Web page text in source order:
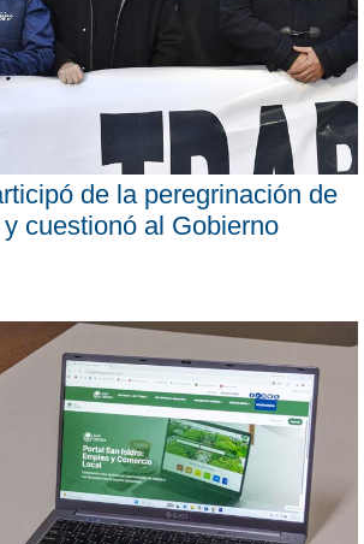
de la peregrinación de
cuestionó al Gobierno